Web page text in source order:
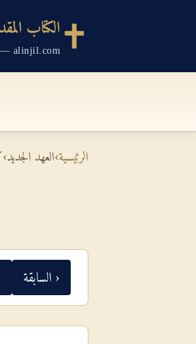
الكتاب
alinjil.com — ترجمة فان دايك ١٨٦٥
الرئيسية›العهد الجديد›
‹ السابقة